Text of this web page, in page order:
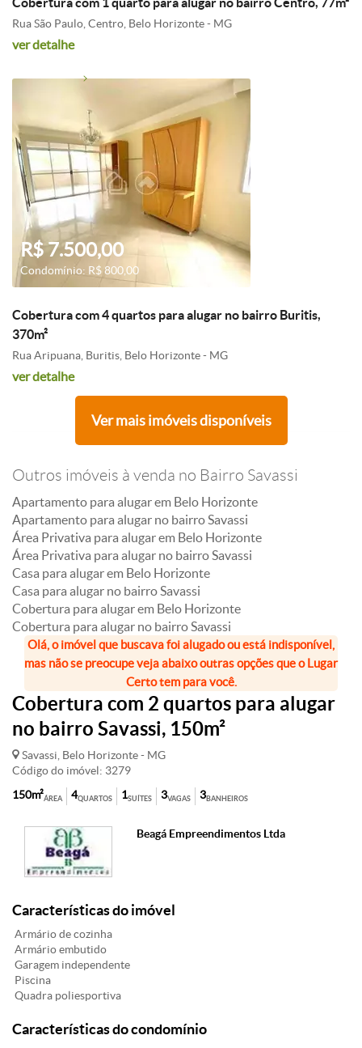
Rua São Paulo, Centro, Belo Horizonte - MG
ver detalhe
R$ 7.500,00
Condomínio: R$ 800,00
Cobertura com 4 quartos para alugar no bairro Buritis,
370m²
Rua Aripuana, Buritis, Belo Horizonte - MG
ver detalhe
Ver mais imóveis disponíveis
Outros imóveis à venda no Bairro Savassi
Apartamento para alugar em Belo Horizonte
Apartamento para alugar no bairro Savassi
Área Privativa para alugar em Belo Horizonte
Área Privativa para alugar no bairro Savassi
Casa para alugar em Belo Horizonte
Casa para alugar no bairro Savassi
Cobertura para alugar em Belo Horizonte
Cobertura para alugar no bairro Savassi
Olá, o imóvel que buscava foi alugado ou está indisponível,
mas não se preocupe veja abaixo outras opções que o Lugar
Certo tem para você.
Cobertura com 2 quartos para alugar
no bairro Savassi, 150m²
Savassi, Belo Horizonte - MG
Código do imóvel: 3279
ÁREA
150m² QUARTOS
4 SUÍTES
1 VAGAS
3 BANHEIROS
3
Beagá Empreendimentos Ltda
Características do imóvel
Armário de cozinha
Armário embutido
Garagem independente
Piscina
Quadra poliesportiva
Características do condomínio